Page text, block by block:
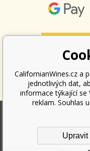
Podle zákona o evidenci
účtenku. Zároveň je
online; v případě
CalifornianWines.cz a
jednotlivých dat,
informace týkající se
reklam. Souhlas
Upravit